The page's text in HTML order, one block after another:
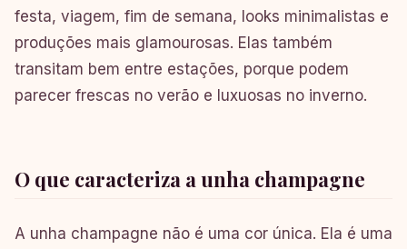
festa, viagem, fim de semana, looks minimalistas e
produções mais glamourosas. Elas também
transitam bem entre estações, porque podem
parecer frescas no verão e luxuosas no inverno.
O que caracteriza a unha champagne
A unha champagne não é uma cor única. Ela é uma